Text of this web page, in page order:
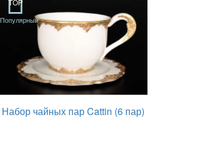
TOP
Популярный
Набор чайных пар Cattin (6 пар)